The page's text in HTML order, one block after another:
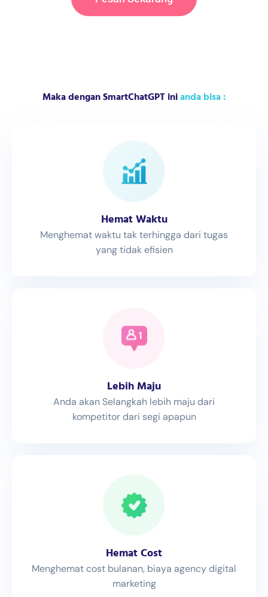
Maka dengan SmartChatGPT inianda bisa :
Hemat Waktu
Menghemat waktu tak terhingga dari tugas
yang tidak efisien
Lebih Maju
Anda akan Selangkah lebih maju dari
kompetitor dari segi apapun
Hemat Cost
Menghemat cost bulanan, biaya agency digital
marketing